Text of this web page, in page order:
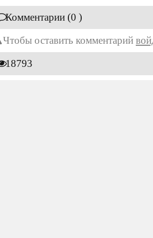
Комментарии (0 )
Чтобы оставить комментарий
18793